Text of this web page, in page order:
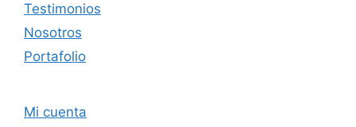
Testimonios
Nosotros
Portafolio
Mi cuenta